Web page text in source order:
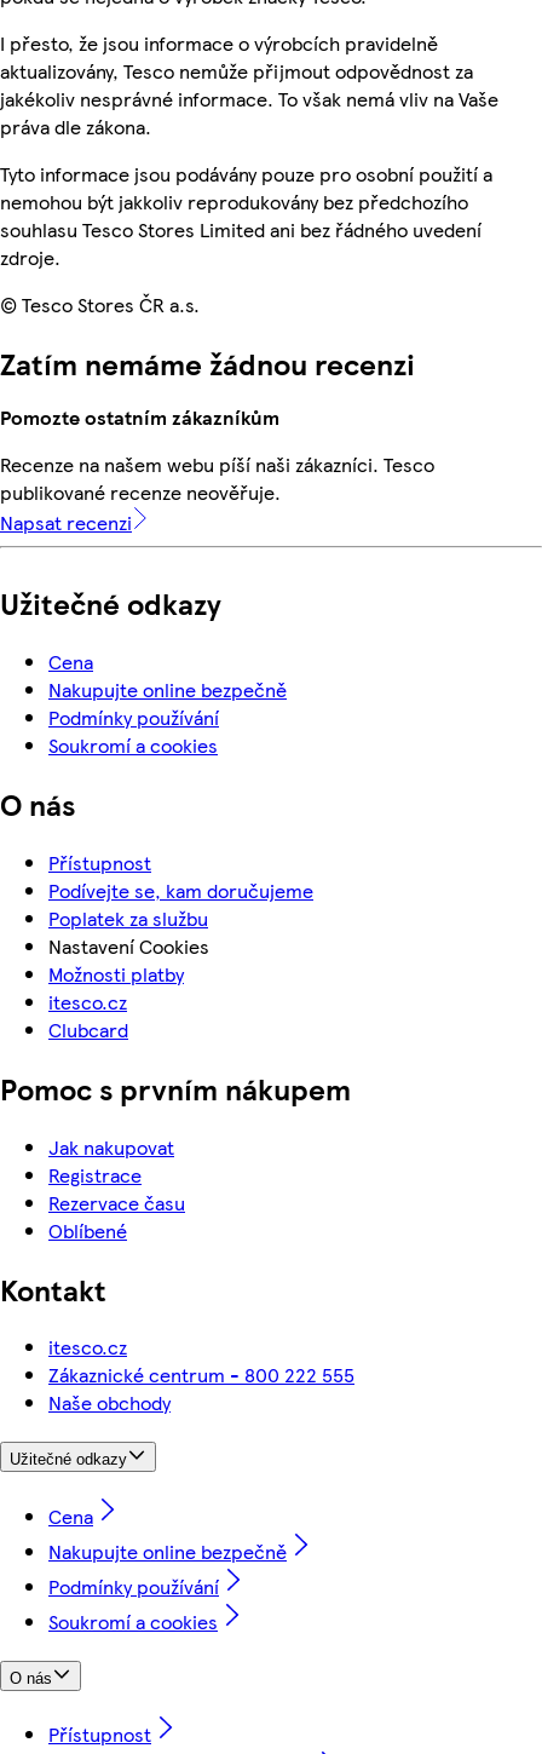
I přesto, že jsou informace o výrobcích pravidelně
aktualizovány, Tesco nemůže přijmout odpovědnost za
jakékoliv nesprávné informace. To však nemá vliv na Vaše
práva dle zákona.
Tyto informace jsou podávány pouze pro osobní použití a
nemohou být jakkoliv reprodukovány bez předchozího
souhlasu Tesco Stores Limited ani bez řádného uvedení
zdroje.
© Tesco Stores ČR a.s.
Zatím nemáme žádnou recenzi
Pomozte ostatním zákazníkům
Recenze na našem webu píší naši zákazníci. Tesco
publikované recenze neověřuje.
Napsat recenzi
Užitečné odkazy
Cena
Nakupujte online bezpečně
Podmínky používání
Soukromí a cookies
O nás
Přístupnost
Podívejte se, kam doručujeme
Poplatek za službu
Nastavení Cookies
Možnosti platby
itesco.cz
Clubcard
Pomoc s prvním nákupem
Jak nakupovat
Registrace
Rezervace času
Oblíbené
Kontakt
itesco.cz
Zákaznické centrum - 800 222 555
Naše obchody
Užitečné odkazy
Cena
Nakupujte online bezpečně
Podmínky používání
Soukromí a cookies
O nás
Přístupnost